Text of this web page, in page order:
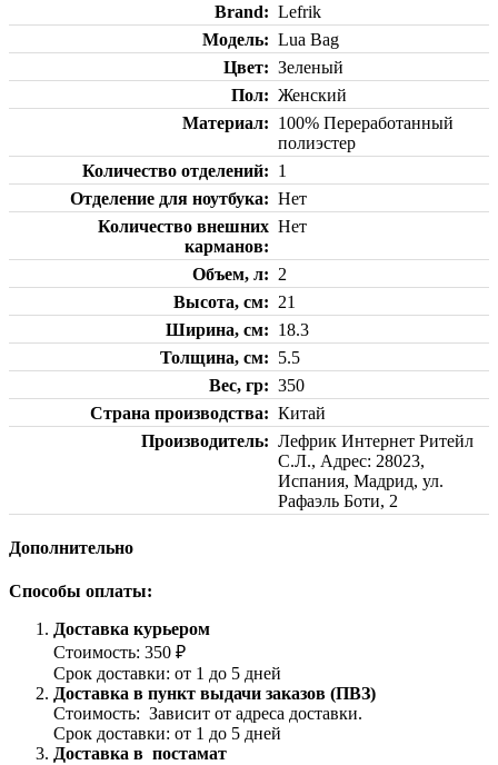
Brand
Lefrik
Модель
Lua Bag
Цвет
Зеленый
Пол
Женский
Материал
100% Переработанный
полиэстер
Количество отделений
1
Отделение для ноутбука
Нет
Количество внешних
карманов
Нет
Объем, л
2
Высота, см
21
Ширина, см
18.3
Толщина, см
5.5
Вес, гр
350
Страна производства
Китай
Производитель
Лефрик Интернет Ритейл
С.Л., Адрес: 28023,
Испания, Мадрид, ул.
Рафаэль Боти, 2
Дополнительно
Способы оплаты:
Доставка курьером
Стоимость: 350 ₽
Срок доставки: от 1 до 5 дней
Доставка в пункт выдачи заказов (ПВЗ)
Стоимость: Зависит от адреса доставки.
Срок доставки: от 1 до 5 дней
Доставка в постамат